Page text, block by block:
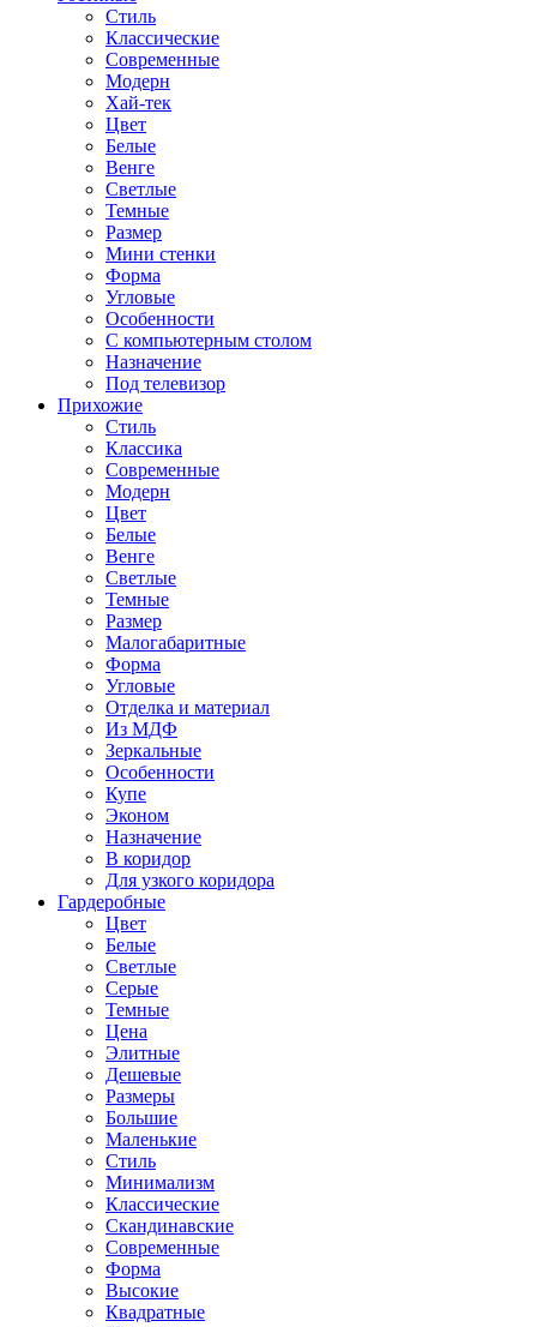
Стиль
Классические
Современные
Модерн
Хай-тек
Цвет
Белые
Венге
Светлые
Темные
Размер
Мини стенки
Форма
Угловые
Особенности
С компьютерным столом
Назначение
Под телевизор
Прихожие
Стиль
Классика
Современные
Модерн
Цвет
Белые
Венге
Светлые
Темные
Размер
Малогабаритные
Форма
Угловые
Отделка и материал
Из МДФ
Зеркальные
Особенности
Купе
Эконом
Назначение
В коридор
Для узкого коридора
Гардеробные
Цвет
Белые
Светлые
Серые
Темные
Цена
Элитные
Дешевые
Размеры
Большие
Маленькие
Стиль
Минимализм
Классические
Скандинавские
Современные
Форма
Высокие
Квадратные